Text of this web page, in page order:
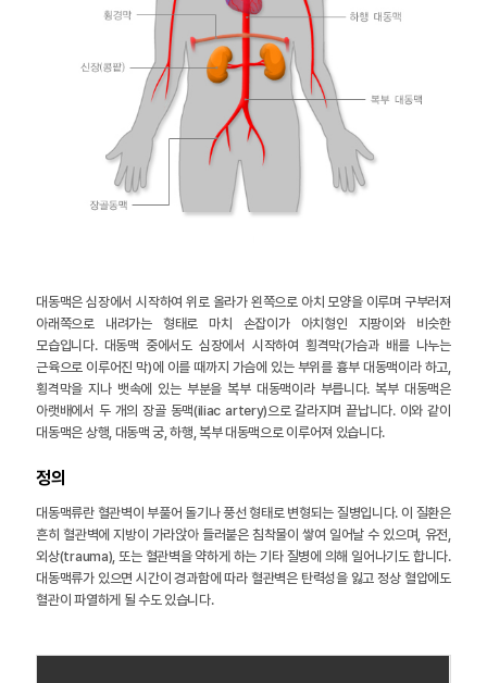
대동맥은 심장에서 시작하여 위로 올라가 왼쪽으로 아치 모양을 이루며 구부러져
아래쪽으로 내려가는 형태로 마치 손잡이가 아치형인 지팡이와 비슷한
모습입니다. 대동맥 중에서도 심장에서 시작하여 횡격막(가슴과 배를 나누는
근육으로 이루어진 막)에 이를 때까지 가슴에 있는 부위를 흉부 대동맥이라 하고,
횡격막을 지나 뱃속에 있는 부분을 복부 대동맥이라 부릅니다. 복부 대동맥은
아랫배에서 두 개의 장골 동맥(iliac artery)으로 갈라지며 끝납니다. 이와 같이
대동맥은 상행, 대동맥 궁, 하행, 복부 대동맥으로 이루어져 있습니다.
정의
대동맥류란 혈관벽이 부풀어 돌기나 풍선 형태로 변형되는 질병입니다. 이 질환은
흔히 혈관벽에 지방이 가라앉아 들러붙은 침착물이 쌓여 일어날 수 있으며, 유전,
외상(trauma), 또는 혈관벽을 약하게 하는 기타 질병에 의해 일어나기도 합니다.
대동맥류가 있으면 시간이 경과함에 따라 혈관벽은 탄력성을 잃고 정상 혈압에도
혈관이 파열하게 될 수도 있습니다.